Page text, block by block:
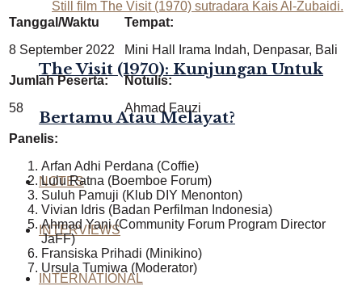
The Visit (1970): Kunjungan Untuk
Bertamu Atau Melayat?
NOTES
INTERVIEWS
INTERNATIONAL
Tanggal/Waktu
8 September 2022
Tempat:
Mini Hall Irama Indah, Denpasar, Bali
Jumlah Peserta:
58
Notulis:
Ahmad Fauzi
Panelis:
Arfan Adhi Perdana (Coffie)
Lulu Ratna (Boemboe Forum)
Suluh Pamuji (Klub DIY Menonton)
Vivian Idris (Badan Perfilman Indonesia)
Ahmad Yani (Community Forum Program Director
JaFF)
Fransiska Prihadi (Minikino)
Ursula Tumiwa (Moderator)